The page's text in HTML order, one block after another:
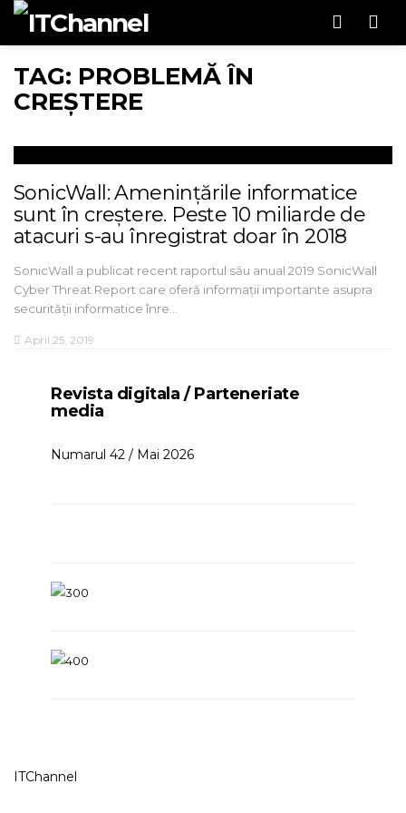
TAG: PROBLEMĂ ÎN
CREȘTERE
SonicWall: Amenințările informatice
sunt în creștere. Peste 10 miliarde de
atacuri s-au înregistrat doar în 2018
SonicWall a publicat recent raportul său anual 2019 SonicWall
Cyber Threat Report care oferă informații importante asupra
securității informatice înre…
April 25, 2019
Revista digitala / Parteneriate
media
Numarul 42 / Mai 2026
ITChannel